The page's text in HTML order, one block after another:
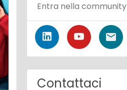
Entra nella community
Contattaci